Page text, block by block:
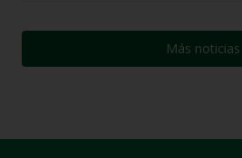
Más noticias